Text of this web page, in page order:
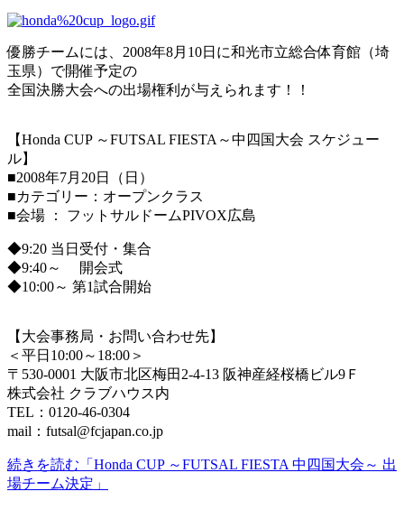
優勝チームには、2008年8月10日に和光市立総合体育館（埼
玉県）で開催予定の
全国決勝大会への出場権利が与えられます！！
【Honda CUP ～FUTSAL FIESTA～中四国大会 スケジュー
ル】
■2008年7月20日（日）
■カテゴリー：オープンクラス
■会場 ： フットサルドームPIVOX広島
◆9:20 当日受付・集合
◆9:40～ 開会式
◆10:00～ 第1試合開始
【大会事務局・お問い合わせ先】
＜平日10:00～18:00＞
〒530-0001 大阪市北区梅田2-4-13 阪神産経桜橋ビル9Ｆ
株式会社 クラブハウス内
TEL：0120-46-0304
mail：futsal@fcjapan.co.jp
続きを読む「Honda CUP ～FUTSAL FIESTA 中四国大会～ 出
場チーム決定」